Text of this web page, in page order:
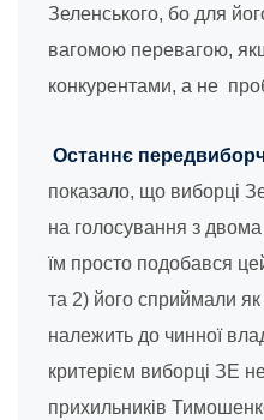
Зеленського, бо для
вагомою перевагою,
конкурентами, а не
Останнє
показало, що виборці
на голосування з
їм просто подобався
та 2) його сприймали
належить до чинної
критерієм виборці ЗЕ
прихильників